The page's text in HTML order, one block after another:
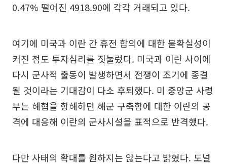
0.47% 떨어진 4918.90에 각각 거래되고 있다.
여기에 미국과 이란 간 휴전 합의에 대한 불확실성이
커진 점도 투자심리를 짓눌렀다. 미국과 이란 사이에
다시 군사적 출동이 발생하면서 전쟁이 조기에 종결
될 것이라는 기대감이 다소 후퇴했다. 미 중앙군 사령
부는 해협을 항해하던 해군 구축함에 대한 이란의 공
격에 대응해 이란의 군사시설을 표적으로 반격했다.
다만 사태의 확대를 원하지는 않는다고 밝혔다. 도널